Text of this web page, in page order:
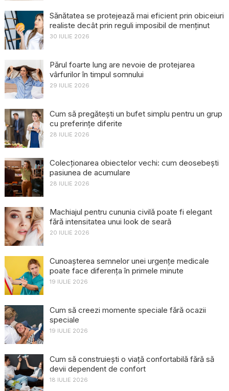
Sănătatea se protejează mai eficient prin obiceiuri
realiste decât prin reguli imposibil de menținut
30 IULIE 2026
Părul foarte lung are nevoie de protejarea
vârfurilor în timpul somnului
29 IULIE 2026
Cum să pregătești un bufet simplu pentru un grup
cu preferințe diferite
28 IULIE 2026
Colecționarea obiectelor vechi: cum deosebești
pasiunea de acumulare
28 IULIE 2026
Machiajul pentru cununia civilă poate fi elegant
fără intensitatea unui look de seară
20 IULIE 2026
Cunoașterea semnelor unei urgențe medicale
poate face diferența în primele minute
19 IULIE 2026
Cum să creezi momente speciale fără ocazii
speciale
19 IULIE 2026
Cum să construiești o viață confortabilă fără să
devii dependent de confort
18 IULIE 2026